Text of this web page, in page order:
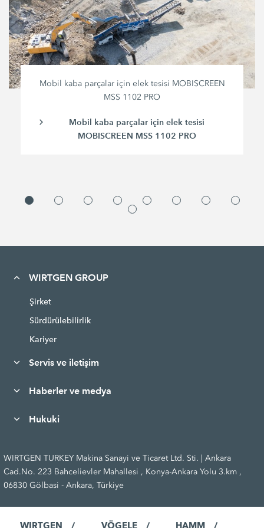
Mobil kaba parçalar için elek tesisi MOBISCREEN
MSS 1102 PRO
Mobil kaba parçalar için elek tesisi
MOBISCREEN MSS 1102 PRO
WIRTGEN GROUP
Şirket
Sürdürülebilirlik
Kariyer
Servis ve iletişim
Haberler ve medya
Hukuki
WIRTGEN TURKEY Makina Sanayi ve Ticaret Ltd. Sti. | Ankara
Cad.No. 223 Bahcelievler Mahallesi , Konya-Ankara Yolu 3.km ,
06830 Gölbasi - Ankara, Türkiye
WIRTGEN VÖGELE HAMM